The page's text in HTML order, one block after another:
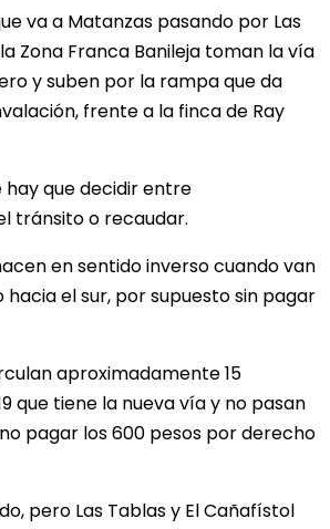
va a Matanzas pasando por Las
Zona Franca Banileja toman la vía
y suben por la rampa que da
frente a la finca de Ray
hay que decidir entre
tránsito o recaudar.
en sentido inverso cuando van
hacia el sur, por supuesto sin pagar
aproximadamente 15
que tiene la nueva vía y no pasan
pagar los 600 pesos por derecho
pero Las Tablas y El Cañafístol